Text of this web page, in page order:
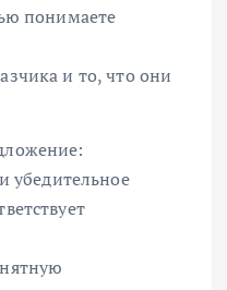
понимаете
и то, что они
убедительное